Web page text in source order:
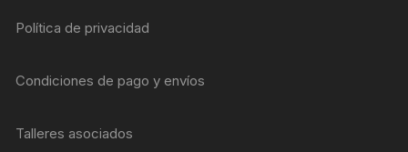
Política de privacidad
Condiciones de pago y envíos
Talleres asociados